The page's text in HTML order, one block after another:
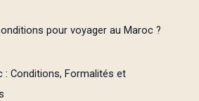
pour voyager au Maroc ?
: Conditions, Formalités et